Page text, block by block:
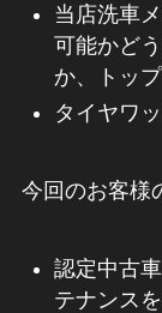
当店洗車
可能かど
か、トッ
タイヤワ
今回のお客様
認定中古
テナンス